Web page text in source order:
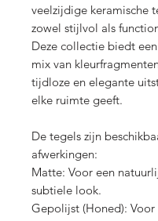
veelzijdige keramische
zowel stijlvol als
Deze collectie biedt
mix van
tijdloze en elegante
elke ruimte geeft.
De tegels zijn
afwerkingen:
Matte: Voor een
subtiele look.
Gepolijst (Honed): Voor